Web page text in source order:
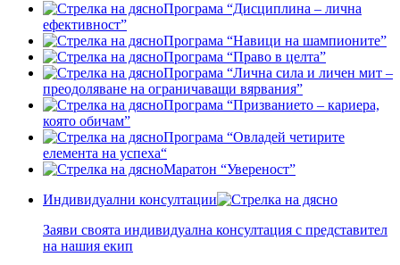
Програма “Дисциплина – лична
ефективност”
Програма “Навици на шампионите”
Програма “Право в целта”
Програма “Лична сила и личен мит –
преодоляване на ограничаващи вярвания”
Програма “Призванието – кариера,
която обичам”
Програма “Овладей четирите
елемента на успеха“
Маратон “Увереност”
Индивидуални консултации
Заяви своята индивидуална консултация с представител
на нашия екип